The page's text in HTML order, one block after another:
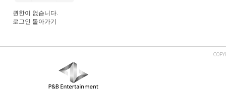
권한이 없습니다.
로그인 돌아가기